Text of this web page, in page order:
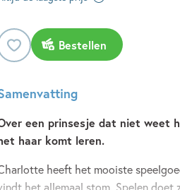
Bestellen
een prinsesje dat niet weet
haar komt leren.
heeft het mooiste
het allemaal stom. Spelen doet